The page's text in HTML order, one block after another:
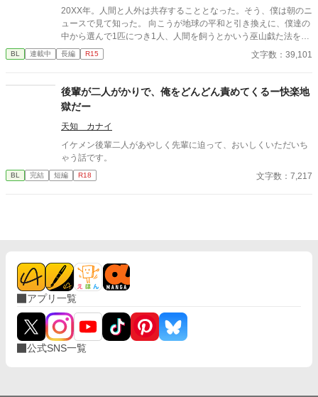
うと僕を見て何かを訴えてくるー 「え？僕のお乳が飲みたい
の？」 「僕はまだ子供でしかも男だからでないよ。」 「え？何言
ってるの姉さん達！僕のお乳に牛乳を垂らして飲ませてみろだな
こんなで、お乳を呑まない赤子が飲んだ噂は広がり他のお貴族様
けど何故か数人には僕のお乳がお気に召したようでー 昔お乳をあ
たえた子達が僕のお乳が忘れられないと迫ってきます!! 「僕はお
乳を貸しただけで牛乳は母さんと姉さん達のなのに！どうしてこ
うなった!?」 ＊ 総受けで、固定カプを決めるかはまだまだ不明で
す。 いいね♡やお気に入り登録☆をしてくださいますと励みにな
ります(＞＜) 誤字脱字、言葉使いが変な所がありましたら脳内変
換して頂けますと幸いです。
20XX年。人間と人外は共存することとなった。そう、僕は朝のニ
ュースで見て知った。 向こうが地球の平和と引き換えに、僕達の
中から選んで1匹につき1人、人間を飼うとかいう巫山戯た法を提
案したようだけれど。 「まあ何も変わらない、はず…」 ちょっと
視界に映る生き物の種類が増えるだけ。そう思ってた。 ほんと
働く最下層の男。顔立ちは悪くないが、不摂生で見る影もない。
変化を嫌い、現状維持を好む。 タルア＝ミース(347) 職業不詳の
人外、Swis(スウィズ)。お金持ち。 最初は可愛いペットとしか見
BL 連載中 長編 R15 文字数：39,101
後輩が二人がかりで、俺をどんどん責めてくるー快楽地
獄だー
天知 カナイ
イケメン後輩二人があやしく先輩に迫って、おいしくいただいち
ゃう話です。
BL 完結 短編 R18 文字数：7,217
アプリ一覧
公式SNS一覧